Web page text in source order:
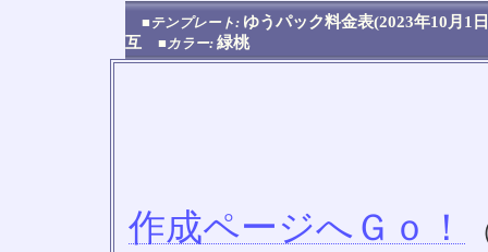
■テンプレート: ゆうパック料金表(2023年10月
互 ■カラー: 緑桃
作成ページへＧｏ！